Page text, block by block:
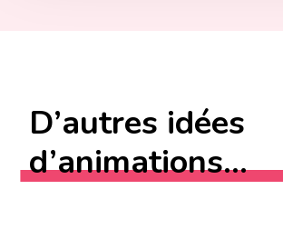
D’autres idées
d’animations...